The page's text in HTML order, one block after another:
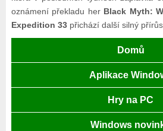
oznámení překladu her Black Myth:
Expedition 33přichází další silný
Domů
Aplikace
Hry na PC
Windows